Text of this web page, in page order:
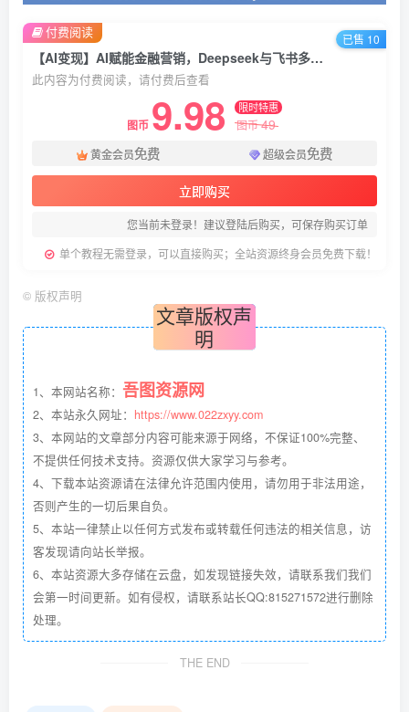
【AI变现】AI赋能金融营销，Deepseek与飞书多维表格的高效应用，提升金融行业的营销效率
此内容为付费阅读，请付费后查看
图币 9.98 限时特惠
图币49
黄金会员免费 超级会员免费
立即购买
您当前未登录！建议登陆后购买，可保存购买订单
单个教程无需登录，可以直接购买；全站资源终身会员免费下载！
付费阅读 已售 10
© 版权声明
文章版权声
明
1、本网站名称： 吾图资源网
2、本站永久网址： https://www.022zxyy.com
3、本网站的文章部分内容可能来源于网络，不保证100%完整、
不提供任何技术支持。资源仅供大家学习与参考。
4、下载本站资源请在法律允许范围内使用，请勿用于非法用途，
否则产生的一切后果自负。
5、本站一律禁止以任何方式发布或转载任何违法的相关信息，访
客发现请向站长举报。
6、本站资源大多存储在云盘，如发现链接失效，请联系我们我们
会第一时间更新。如有侵权，请联系站长QQ:815271572进行删除
处理。
THE END